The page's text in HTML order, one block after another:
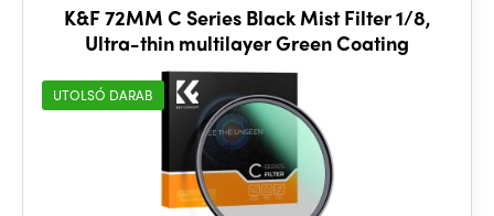
K&F 72MM C Series Black Mist Filter 1/8,
Ultra-thin multilayer Green Coating
UTOLSÓ DARAB